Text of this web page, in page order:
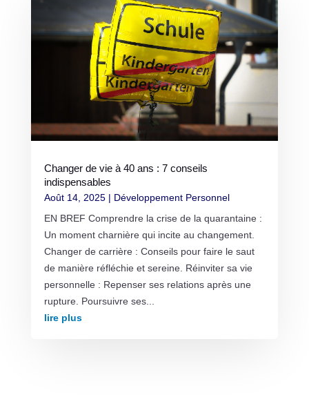
Changer de vie à 40 ans : 7 conseils
indispensables
Août 14, 2025| Développement Personnel
EN BREF Comprendre la crise de la quarantaine :
Un moment charnière qui incite au changement.
Changer de carrière : Conseils pour faire le saut
de manière réfléchie et sereine. Réinviter sa vie
personnelle : Repenser ses relations après une
rupture. Poursuivre ses...
lire plus